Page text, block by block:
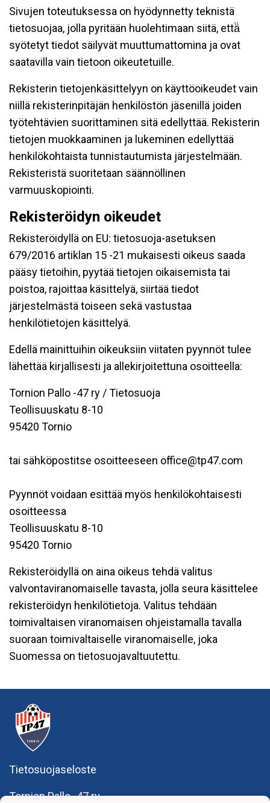
Sivujen toteutuksessa on hyödynnetty teknistä
tietosuojaa, jolla pyritään huolehtimaan siitä, että̈
syötetyt tiedot säilyvät muuttumattomina ja ovat
saatavilla vain tietoon oikeutetuille.
Rekisterin tietojenkäsittelyyn on käyttöoikeudet vain
niillä rekisterinpitäjän henkilöstön jäsenillä joiden
työtehtävien suorittaminen sitä edellyttää. Rekisterin
tietojen muokkaaminen ja lukeminen edellyttää
henkilökohtaista tunnistautumista järjestelmään.
Rekisteristä suoritetaan säännöllinen
varmuuskopiointi.
Rekisteröidyn oikeudet
Rekisteröidyllä on EU: tietosuoja-asetuksen
679/2016 artiklan 15 -21 mukaisesti oikeus saada
pääsy tietoihin, pyytää tietojen oikaisemista tai
poistoa, rajoittaa käsittelyä, siirtää tiedot
järjestelmästä toiseen sekä vastustaa
henkilötietojen käsittelyä.
Edellä mainittuihin oikeuksiin viitaten pyynnöt tulee
lähettää kirjallisesti ja allekirjoitettuna osoitteella:
Tornion Pallo -47 ry / Tietosuoja
Teollisuuskatu 8-10
95420 Tornio
tai sähköpostitse osoitteeseen office@tp47.com
Pyynnöt voidaan esittää myös henkilökohtaisesti
osoitteessa
Teollisuuskatu 8-10
95420 Tornio
Rekisteröidyllä on aina oikeus tehdä valitus
valvontaviranomaiselle tavasta, jolla seura käsittelee
rekisteröidyn henkilötietoja. Valitus tehdään
toimivaltaisen viranomaisen ohjeistamalla tavalla
suoraan toimivaltaiselle viranomaiselle, joka
Suomessa on tietosuojavaltuutettu.
Tietosuojaseloste
Tornion Pallo -47 ry